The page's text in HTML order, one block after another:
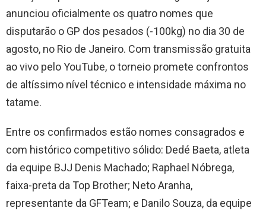
anunciou oficialmente os quatro nomes que
disputarão o GP dos pesados (-100kg) no dia 30 de
agosto, no Rio de Janeiro. Com transmissão gratuita
ao vivo pelo YouTube, o torneio promete confrontos
de altíssimo nível técnico e intensidade máxima no
tatame.
Entre os confirmados estão nomes consagrados e
com histórico competitivo sólido: Dedé Baeta, atleta
da equipe BJJ Denis Machado; Raphael Nóbrega,
faixa-preta da Top Brother; Neto Aranha,
representante da GFTeam; e Danilo Souza, da equipe